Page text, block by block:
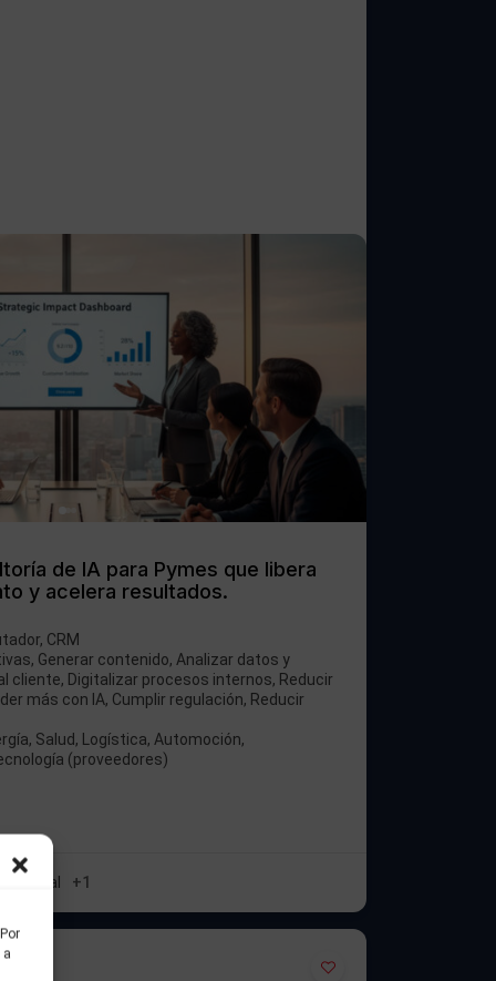
a
de IA para Pymes que libera
y acelera resultados.
CRM
Generar contenido, Analizar datos y
cliente, Digitalizar procesos internos, Reducir
más con IA, Cumplir regulación, Reducir
Salud, Logística, Automoción,
(proveedores)
Digital +1